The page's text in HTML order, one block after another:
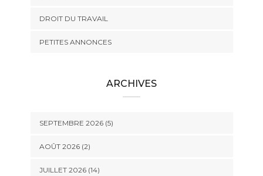
DROIT DU TRAVAIL
PETITES ANNONCES
ARCHIVES
SEPTEMBRE 2026 (5)
AOÛT 2026 (2)
JUILLET 2026 (14)